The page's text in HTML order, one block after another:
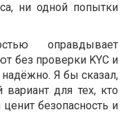
ни одной попытки
оправдывает
без проверки KYC и
надёжно. Я бы сказал,
для тех, кто
безопасность и